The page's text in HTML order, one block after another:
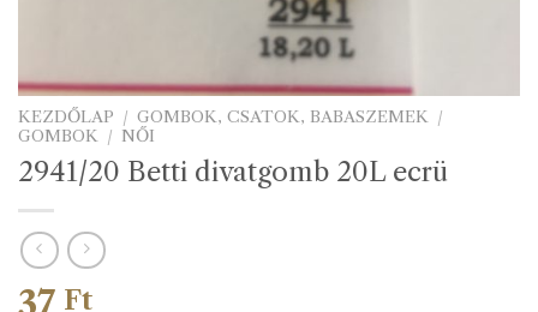
KEZDŐLAP / GOMBOK, CSATOK, BABASZEMEK /
GOMBOK / NŐI
2941/20 Betti divatgomb 20L ecrü
Ft